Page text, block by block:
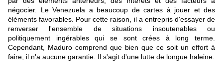
négocier. Le Venezuela a beaucoup de cartes à jouer et des
éléments favorables. Pour cette raison, il a entrepris d'essayer de
renverser l'ensemble de situations insoutenables ou
politiquement ingérables qui se sont crées à long terme.
Cependant, Maduro comprend que bien que ce soit un effort à
faire, il n'a aucune garantie. Il s'agit d'une lutte de longue haleine.